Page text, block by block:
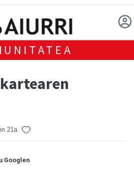
21a
Googlen